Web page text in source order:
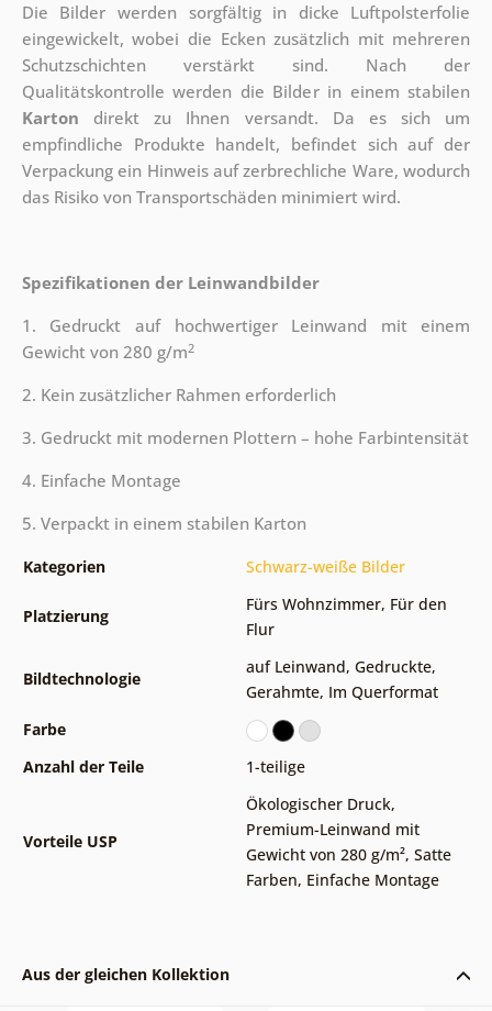
Die Bilder werden sorgfältig in dicke Luftpolsterfolie
eingewickelt, wobei die Ecken zusätzlich mit mehreren
Schutzschichten verstärkt sind. Nach der
Qualitätskontrolle werden die Bilder in einem stabilen
Karton direkt zu Ihnen versandt. Da es sich um
empfindliche Produkte handelt, befindet sich auf der
Verpackung ein Hinweis auf zerbrechliche Ware, wodurch
das Risiko von Transportschäden minimiert wird.
Spezifikationen der Leinwandbilder
1. Gedruckt auf hochwertiger Leinwand mit einem
Gewicht von 280 g/m2
2. Kein zusätzlicher Rahmen erforderlich
3. Gedruckt mit modernen Plottern – hohe Farbintensität
4. Einfache Montage
5. Verpackt in einem stabilen Karton
Kategorien Schwarz-weiße Bilder
Platzierung
Fürs Wohnzimmer, Für den
Flur
Bildtechnologie
auf Leinwand, Gedruckte,
Gerahmte, Im Querformat
Farbe
Anzahl der Teile
1-teilige
Vorteile USP
Ökologischer Druck,
Premium-Leinwand mit
Gewicht von 280 g/m², Satte
Farben, Einfache Montage
Aus der gleichen Kollektion